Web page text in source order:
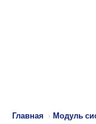
Главная › Модуль